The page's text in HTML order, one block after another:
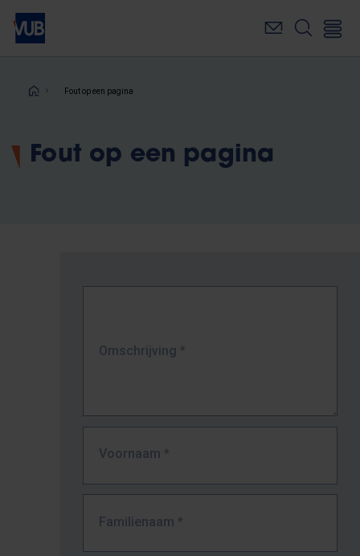
Overslaan
naar
inhoudKruimelpad
Fout op een pagina
Fout op een pagina
Omschrijving *
Voornaam *
Familienaam *